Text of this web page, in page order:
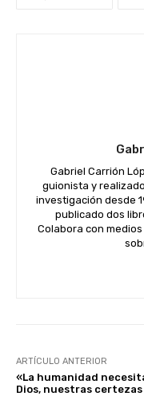
Gabriel Carrión
guionista y
investigación desde
publicado dos
Colabora con
ARTÍCULO ANTERIOR
«La humanidad
Dios, nuestras certezas